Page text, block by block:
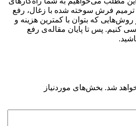
فرش سوخته شده با زغال، رفع
که بتوان با کمترین هزینه و
کنیم. پس تا پایان مقاله‌ی رفع
شد. بخش‌های موردنیاز